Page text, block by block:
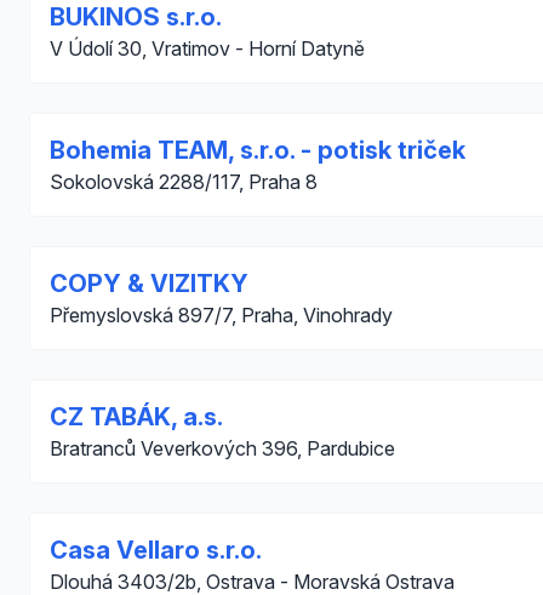
BUKINOS s.r.o.
V Údolí 30, Vratimov - Horní Datyně
Bohemia TEAM, s.r.o. - potisk triček
Sokolovská 2288/117, Praha 8
COPY & VIZITKY
Přemyslovská 897/7, Praha, Vinohrady
CZ TABÁK, a.s.
Bratranců Veverkových 396, Pardubice
Casa Vellaro s.r.o.
Dlouhá 3403/2b, Ostrava - Moravská Ostrava